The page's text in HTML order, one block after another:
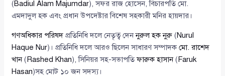
(Badiul Alam Majumdar), সফর রাজ হোসেন, বিচারপতি মো.
এমদাদুল হক এবং প্রধান উপদেষ্টার বিশেষ সহকারী মনির হায়দার।
গণঅধিকার পরিষদ প্রতিনিধি দলে নেতৃত্ব দেননুরুল হক নুরু (Nurul
Haque Nur)। প্রতিনিধি দলে আরও ছিলেন সাধারণ সম্পাদকমো. রাশেদ
খান( Rashed Khan), সিনিয়র সহ-সভাপতিফারুক হাসান( Faruk
Hasan)সহ মোট ১০ জন সদস্য।